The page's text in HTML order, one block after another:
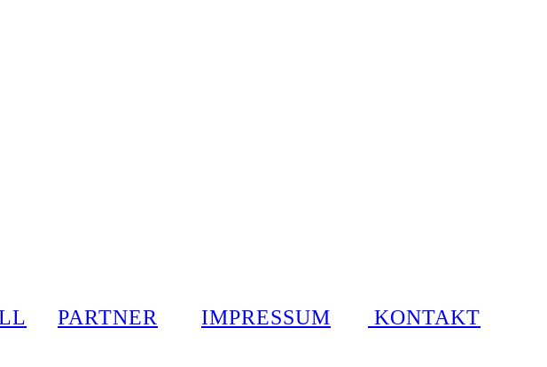
PARTNER IMPRESSUM KONTAKT